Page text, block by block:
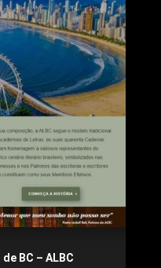
BC – ALBC